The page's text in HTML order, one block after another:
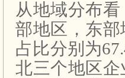
从地域分布
部地区，东
占比分别为
北三个地区